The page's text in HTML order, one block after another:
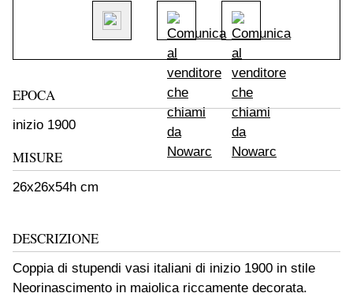
EPOCA
inizio 1900
MISURE
26x26x54h cm
DESCRIZIONE
Coppia di stupendi vasi italiani di inizio 1900 in stile
Neorinascimento in maiolica riccamente decorata.